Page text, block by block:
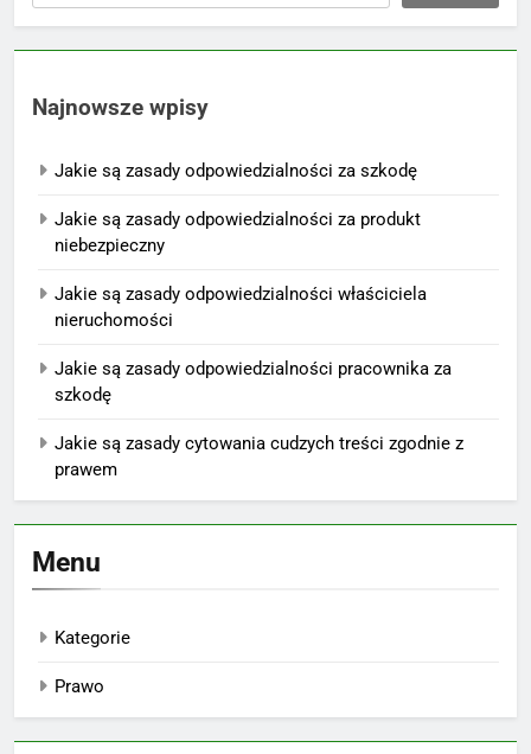
Najnowsze wpisy
Jakie są zasady odpowiedzialności za szkodę
Jakie są zasady odpowiedzialności za produkt
niebezpieczny
Jakie są zasady odpowiedzialności właściciela
nieruchomości
Jakie są zasady odpowiedzialności pracownika za
szkodę
Jakie są zasady cytowania cudzych treści zgodnie z
prawem
Menu
Kategorie
Prawo